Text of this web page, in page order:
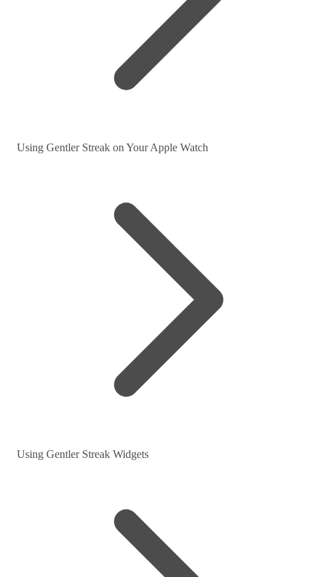
Using Gentler Streak on Your Apple Watch
Using Gentler Streak Widgets